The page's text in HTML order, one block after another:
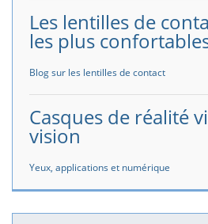
Les lentilles de
les plus
Blog sur les lentilles de contact
Casques de réalité
vision
Yeux, applications et numérique